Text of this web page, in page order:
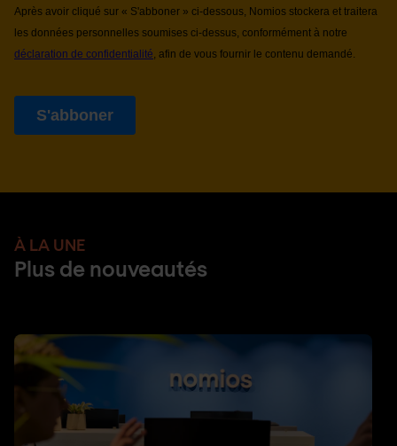
À LA UNE
Plus de nouveautés